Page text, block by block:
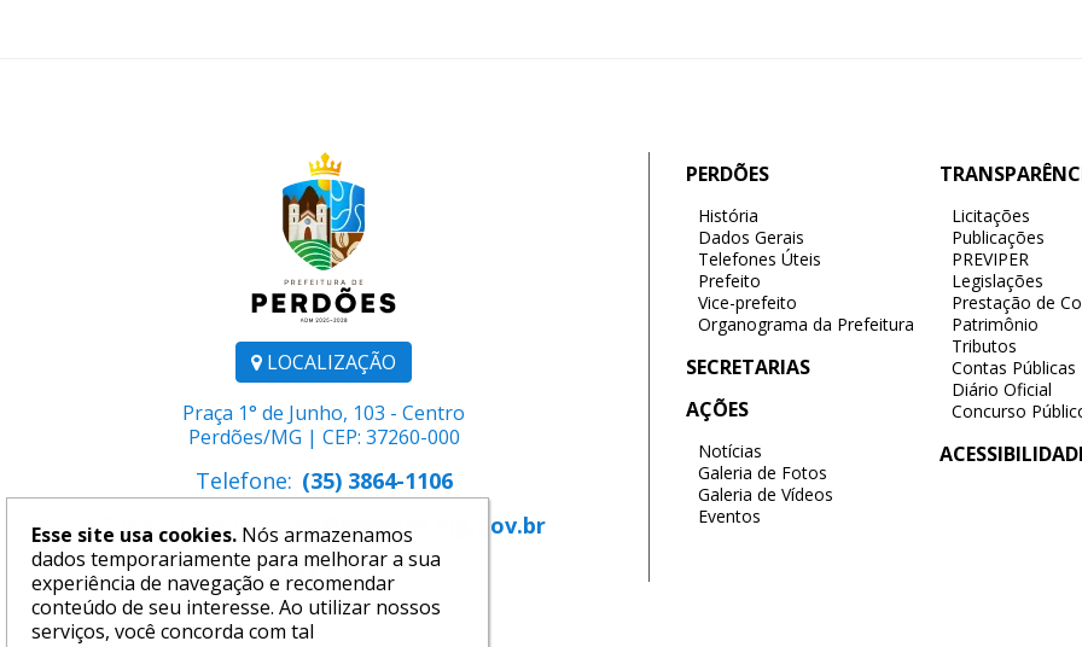
LOCALIZAÇÃO
Praça 1° de Junho, 103 - Centro
Perdões/MG | CEP: 37260-000
Telefone: (35) 3864-1106
E-mail: comunicacao@perdoes.mg.gov.br
PERDÕES
História
Dados Gerais
Telefones Úteis
Prefeito
Vice-prefeito
Organograma da Prefeitura
SECRETARIAS
AÇÕES
Notícias
Galeria de Fotos
Galeria de Vídeos
Eventos
Licitações
Publicações
PREVIPER
Legislações
Prestação de
Patrimônio
Tributos
Contas Públicas
Diário Oficial
Concurso
Esse site usa cookies. Nós armazenamos
dados temporariamente para melhorar a sua
experiência de navegação e recomendar
conteúdo de seu interesse. Ao utilizar nossos
serviços, você concorda com tal